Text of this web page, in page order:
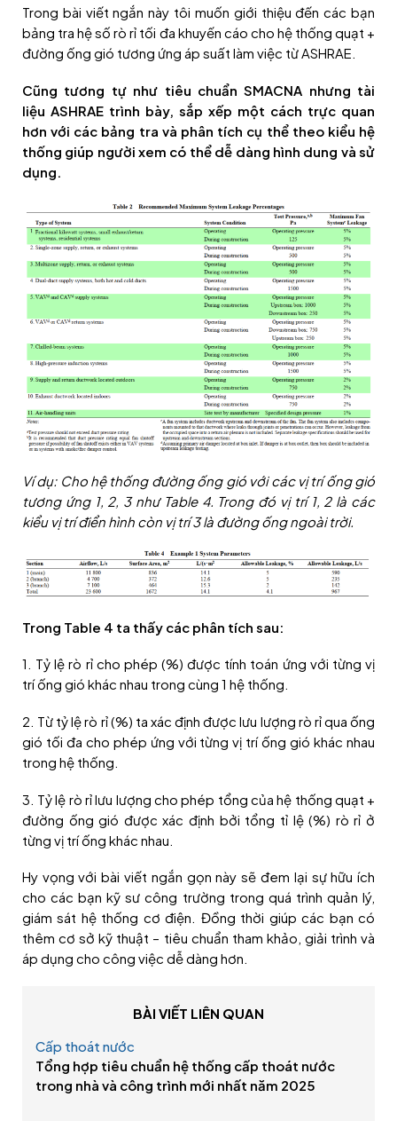
Trong bài viết ngắn này tôi muốn giới thiệu đến các bạn
bảng tra hệ số rò rỉ tối đa khuyến cáo cho hệ thống quạt +
đường ống gió tương ứng áp suất làm việc từ ASHRAE.
Cũng tương tự như tiêu chuẩn SMACNA nhưng tài
liệu ASHRAE trình bày, sắp xếp một cách trực quan
hơn với các bảng tra và phân tích cụ thể theo kiểu hệ
thống giúp người xem có thể dễ dàng hình dung và sử
dụng.
Ví dụ: Cho hệ thống đường ống gió với các vị trí ống gió
tương ứng 1, 2, 3 như Table 4. Trong đó vị trí 1, 2 là các
kiểu vị trí điển hình còn vị trí 3 là đường ống ngoài trời.
Trong Table 4 ta thấy các phân tích sau:
1. Tỷ lệ rò rỉ cho phép (%) được tính toán ứng với từng vị
trí ống gió khác nhau trong cùng 1 hệ thống.
2. Từ tỷ lệ rò rỉ (%) ta xác định được lưu lượng rò rỉ qua ống
gió tối đa cho phép ứng với từng vị trí ống gió khác nhau
trong hệ thống.
3. Tỷ lệ rò rỉ lưu lượng cho phép tổng của hệ thống quạt +
đường ống gió được xác định bởi tổng tỉ lệ (%) rò rỉ ở
từng vị trí ống khác nhau.
Hy vọng với bài viết ngắn gọn này sẽ đem lại sự hữu ích
cho các bạn kỹ sư công trường trong quá trình quản lý,
giám sát hệ thống cơ điện. Đồng thời giúp các bạn có
thêm cơ sở kỹ thuật – tiêu chuẩn tham khảo, giải trình và
áp dụng cho công việc dễ dàng hơn.
BÀI VIẾT LIÊN QUAN
Cấp thoát nước
Tổng hợp tiêu chuẩn hệ thống cấp thoát nước
trong nhà và công trình mới nhất năm 2025